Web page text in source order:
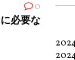
0
必要な